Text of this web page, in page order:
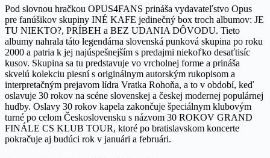
Pod slovnou hračkou OPUS4FANS prináša vydavateľstvo Opus
pre fanúšikov skupiny INÉ KAFE jedinečný box troch albumov: JE
TU NIEKTO?, PRÍBEH a BEZ UDANIA DÔVODU. Tieto
albumy nahrala táto legendárna slovenská punková skupina po roku
2000 a patria k jej najúspešnejším s predajmi niekoľko desaťtisíc
kusov. Skupina sa tu predstavuje vo vrcholnej forme a prináša
skvelú kolekciu piesní s originálnym autorským rukopisom a
interpretačným prejavom lídra Vratka Rohoňa, a to v období, keď
oslavuje 30 rokov na scéne slovenskej a českej modernej populárnej
hudby. Oslavy 30 rokov kapela zakončuje špeciálnym klubovým
turné po celom Československu s názvom 30 ROKOV GRAND
FINÁLE CS KLUB TOUR, ktoré po bratislavskom koncerte
pokračuje aj budúci rok v januári a februári.